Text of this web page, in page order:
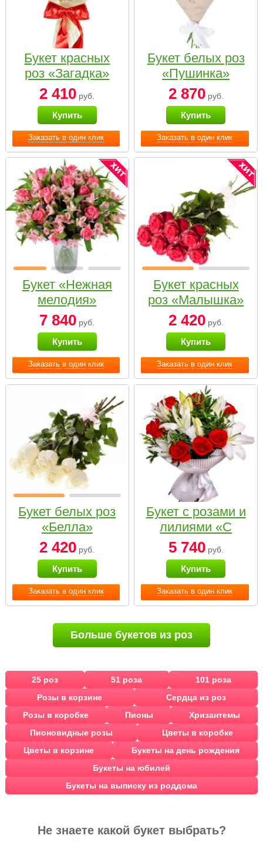
Заказать в один клик
Букет красных
роз «Загадка»
2 410 руб.
Купить
Заказать в один клик
Букет белых роз
«Пушинка»
2 870руб.
Купить
Заказать в один клик
Букет «Нежная
мелодия»
7 840 руб.
Купить
Заказать в один клик
Букет красных
роз «Малышка»
2 420руб.
Купить
Заказать в один клик
Букет белых роз
«Белла»
2 420 руб.
Купить
Заказать в один клик
Букет с розами и
лилиями «С
наилучшими
пожеланиями»
5 740руб.
Купить
Больше букетов из роз
25 роз 51 роза
101 роза
Розы в корзине
Сердца из роз
Розы в коробке
Пионы
Хризантемы
Пионовидные розы
Цветы в коробке
Цветы в корзине
Букеты на день рождения
Букеты на юбилей
Букеты на выписку из роддома
Не знаете какой букет выбрать?